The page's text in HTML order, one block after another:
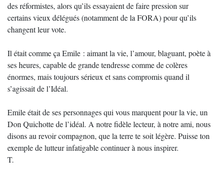
des réformistes, alors qu’ils essayaient de faire pression sur
certains vieux délégués (notamment de la FORA) pour qu’ils
changent leur vote.
Il était comme ça Emile : aimant la vie, l’amour, blaguant, poète à
ses heures, capable de grande tendresse comme de colères
énormes, mais toujours sérieux et sans compromis quand il
s’agissait de l’Idéal.
Emile était de ses personnages qui vous marquent pour la vie, un
Don Quichotte de l’idéal. A notre fidèle lecteur, à notre ami, nous
disons au revoir compagnon, que la terre te soit légère. Puisse ton
exemple de lutteur infatigable continuer à nous inspirer.
T.